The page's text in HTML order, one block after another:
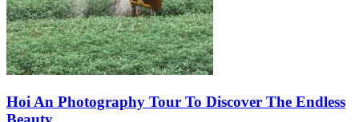
Hoi An Photography Tour To Discover The Endless